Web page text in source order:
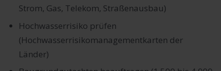
Strom, Gas, Telekom, Straßenausbau)
Hochwasserrisiko prüfen
(Hochwasserrisikomanagementkarten der
Länder)